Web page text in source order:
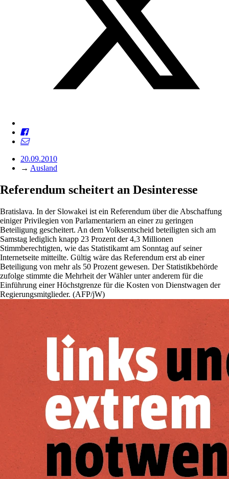
20.09.2010
→ Ausland
Referendum scheitert an Desinteresse
Bratislava. In der Slowakei ist ein Referendum über die Abschaffung
einiger Privilegien von Parlamentariern an einer zu geringen
Beteiligung gescheitert. An dem Volksentscheid beteiligten sich am
Samstag lediglich knapp 23 Prozent der 4,3 Millionen
Stimmberechtigten, wie das Statistikamt am Sonntag auf seiner
Internetseite mitteilte. Gültig wäre das Referendum erst ab einer
Beteiligung von mehr als 50 Prozent gewesen. Der Statistikbehörde
zufolge stimmte die Mehrheit der Wähler unter anderem für die
Einführung einer Höchstgrenze für die Kosten von Dienstwagen der
Regierungsmitglieder. (AFP/jW)